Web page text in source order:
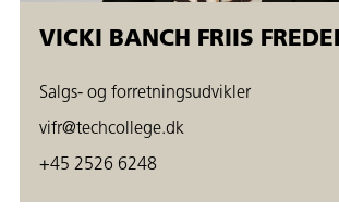
VICKI BANCH FRIIS
Salgs- og forretningsudvikler
vifr@techcollege.dk
+45 2526 6248